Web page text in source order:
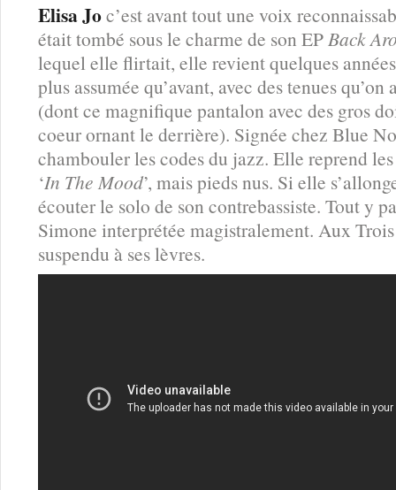
Elisa Joc’est avant tout une voix
était tombé sous le charme de son EPBack
lequel elle flirtait, elle revient quelques
plus assumée qu’avant, avec des tenues
(dont ce magnifique pantalon avec des gros
coeur ornant le derrière). Signée chez Blue
chambouler les codes du jazz. Elle reprend les
‘In The Mood’, mais pieds nus. Si elle
écouter le solo de son contrebassiste. Tout y
Simone interprétée magistralement. Aux
suspendu à ses lèvres.